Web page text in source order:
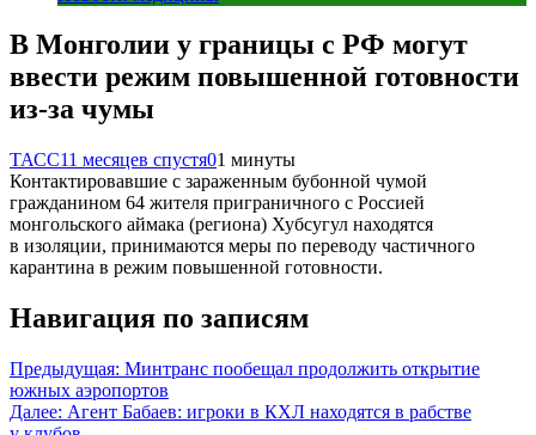
В Монголии у границы с РФ могут
ввести режим повышенной готовности
из-за чумы
ТАСС11 месяцев спустя01 минуты
Контактировавшие с зараженным бубонной чумой
гражданином 64 жителя приграничного с Россией
монгольского аймака (региона) Хубсугул находятся
в изоляции, принимаются меры по переводу частичного
карантина в режим повышенной готовности.
Навигация по записям
Предыдущая: Минтранс пообещал продолжить открытие
южных аэропортов
Далее: Агент Бабаев: игроки в КХЛ находятся в рабстве